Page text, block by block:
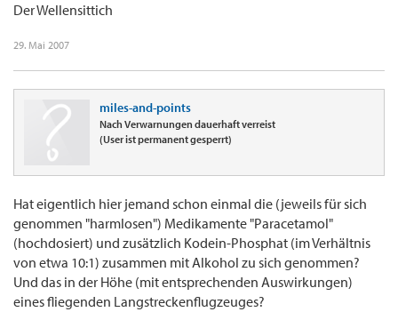
Der Wellensittich
29. Mai 2007
miles-and-points
Nach Verwarnungen dauerhaft verreist
(User ist permanent gesperrt)
Hat eigentlich hier jemand schon einmal die (jeweils für sich
genommen "harmlosen") Medikamente "Paracetamol"
(hochdosiert) und zusätzlich Kodein-Phosphat (im Verhältnis
von etwa 10:1) zusammen mit Alkohol zu sich genommen?
Und das in der Höhe (mit entsprechenden Auswirkungen)
eines fliegenden Langstreckenflugzeuges?